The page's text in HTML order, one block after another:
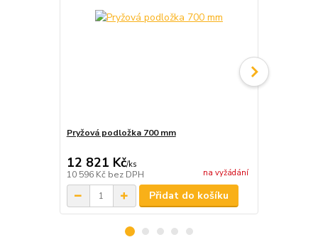
Pryžová podložka 700 mm
12 821 Kč/ks
10 596 Kč bez DPH na vyžádání
Přidat do košíku